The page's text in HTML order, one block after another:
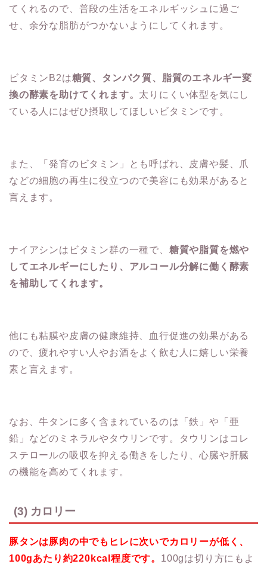
てくれるので、普段の生活をエネルギッシュに過ご
せ、余分な脂肪がつかないようにしてくれます。
ビタミンB2は糖質、タンパク質、脂質のエネルギー変
換の酵素を助けてくれます。 太りにくい体型を気にし
ている人にはぜひ摂取してほしいビタミンです。
また、「発育のビタミン」とも呼ばれ、皮膚や髪、爪
などの細胞の再生に役立つので美容にも効果があると
言えます。
ナイアシンはビタミン群の一種で、 糖質や脂質を燃や
してエネルギーにしたり、アルコール分解に働く酵素
を補助してくれます。
他にも粘膜や皮膚の健康維持、血行促進の効果がある
ので、疲れやすい人やお酒をよく飲む人に嬉しい栄養
素と言えます。
なお、牛タンに多く含まれているのは「鉄」や「亜
鉛」などのミネラルやタウリンです。タウリンはコレ
ステロールの吸収を抑える働きをしたり、心臓や肝臓
の機能を高めてくれます。
(3) カロリー
豚タンは豚肉の中でもヒレに次いでカロリーが低く、
100gあたり約220kcal程度です。 100gは切り方にもよ